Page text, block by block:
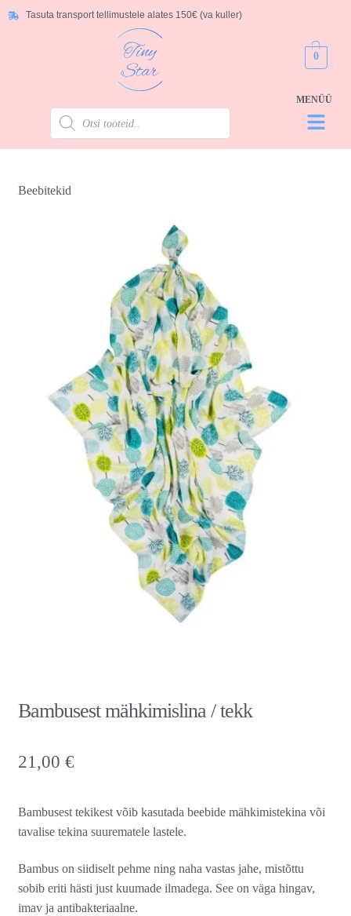
Tasuta transport tellimustele alates 150€ (va kuller)
0
Beebitekid
Bambusest mähkimislina / tekk
21,00 €
Bambusest tekikest võib kasutada beebide mähkimistekina või
tavalise tekina suurematele lastele.
Bambus on siidiselt pehme ning naha vastas jahe, mistõttu
sobib eriti hästi just kuumade ilmadega. See on väga hingav,
imav ja antibakteriaalne.